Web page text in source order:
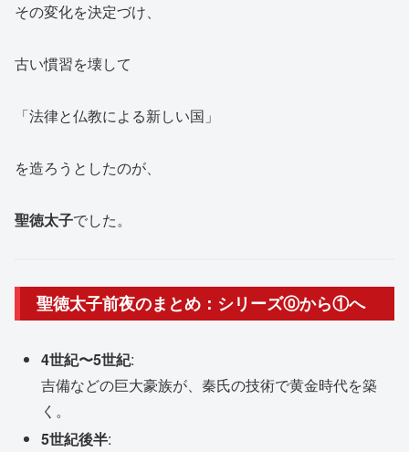
その変化を決定づけ、
古い慣習を壊して
「法律と仏教による新しい国」
を造ろうとしたのが、
聖徳太子でした。
聖徳太子前夜のまとめ：シリーズ⓪から①へ
4世紀〜5世紀:
吉備などの巨大豪族が、秦氏の技術で黄金時代を築
く。
5世紀後半: